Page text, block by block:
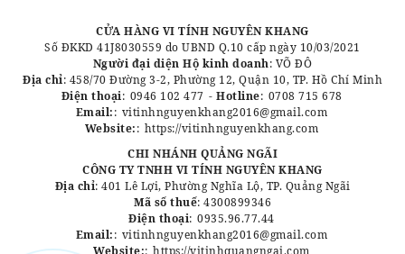
CỬA HÀNG VI TÍNH NGUYÊN KHANG
Số ĐKKD 41J8030559 do UBND Q.10 cấp ngày 10/03/2021
Người đại diện Hộ kinh doanh: VÕ ĐÔ
Địa chỉ: 458/70 Đường 3-2, Phường 12, Quận 10, TP. Hồ Chí Minh
Điện thoại: 0946 102 477 - Hotline: 0708 715 678
Email:: vitinhnguyenkhang2016@gmail.com
Website:: https://vitinhnguyenkhang.com
CHI NHÁNH QUẢNG NGÃI
CÔNG TY TNHH VI TÍNH NGUYÊN KHANG
Địa chỉ: 401 Lê Lợi, Phường Nghĩa Lộ, TP. Quảng Ngãi
Mã số thuế: 4300899346
Điện thoại: 0935.96.77.44
Email:: vitinhnguyenkhang2016@gmail.com
Website:: https://vitinhquangngai.com